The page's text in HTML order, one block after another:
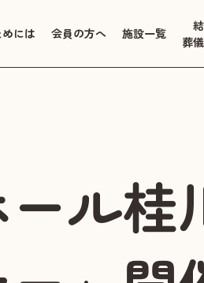
には 会員の方へ 施設一覧
葬
ル桂